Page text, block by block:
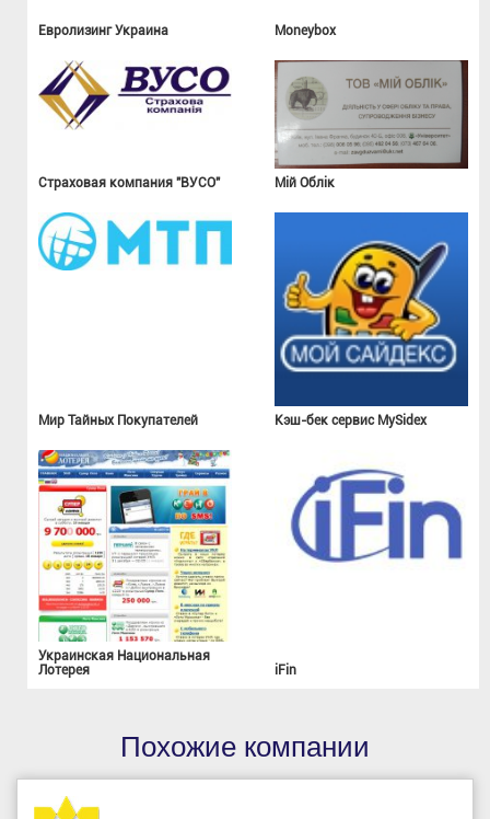
Евролизинг Украина Moneybox
Страховая компания "ВУСО" Мій Облік
Мир Тайных Покупателей Кэш-бек сервис MySidex
Украинская Национальная
Лотерея
iFin
Похожие компании